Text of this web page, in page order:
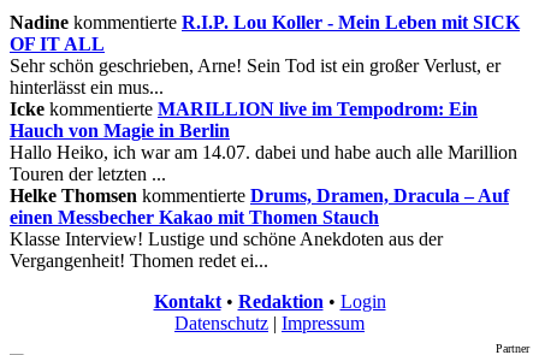
Nadine kommentierte R.I.P. Lou Koller - Mein Leben mit SICK
OF IT ALL
Sehr schön geschrieben, Arne! Sein Tod ist ein großer Verlust, er
hinterlässt ein mus...
Icke kommentierte MARILLION live im Tempodrom: Ein
Hauch von Magie in Berlin
Hallo Heiko, ich war am 14.07. dabei und habe auch alle Marillion
Touren der letzten ...
Helke Thomsen kommentierte Drums, Dramen, Dracula – Auf
einen Messbecher Kakao mit Thomen Stauch
Klasse Interview! Lustige und schöne Anekdoten aus der
Vergangenheit! Thomen redet ei...
Kontakt• Redaktion • Login
Datenschutz | Impressum
Partner